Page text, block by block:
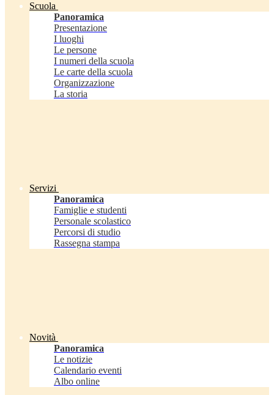
Scuola
Panoramica
Presentazione
I luoghi
Le persone
I numeri della scuola
Le carte della scuola
Organizzazione
La storia
Servizi
Panoramica
Famiglie e studenti
Personale scolastico
Percorsi di studio
Rassegna stampa
Novità
Panoramica
Le notizie
Calendario eventi
Albo online